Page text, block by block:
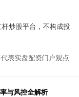
杆炒股平台，不构成投
表实盘配资门户观点
与风控全解析